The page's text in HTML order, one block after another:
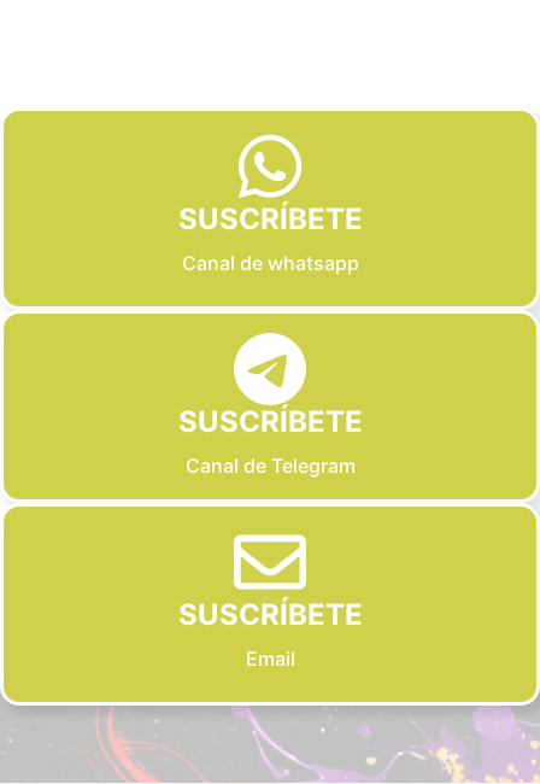
SUSCRÍBETE
Canal de whatsapp
SUSCRÍBETE
Canal de Telegram
SUSCRÍBETE
Email